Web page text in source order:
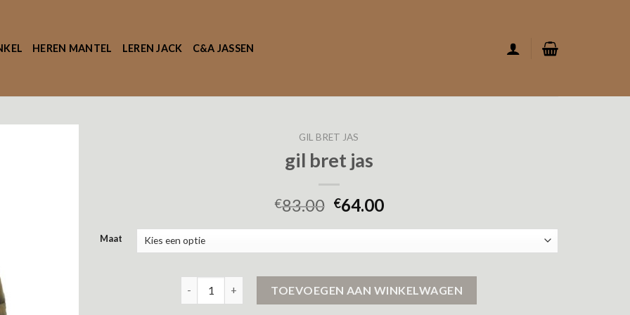
HEREN MANTEL LEREN JACK C&A JASSEN
GIL BRET JAS
gil bret jas
€83.00 €64.00
Maat
TOEVOEGEN AAN WINKELWAGEN